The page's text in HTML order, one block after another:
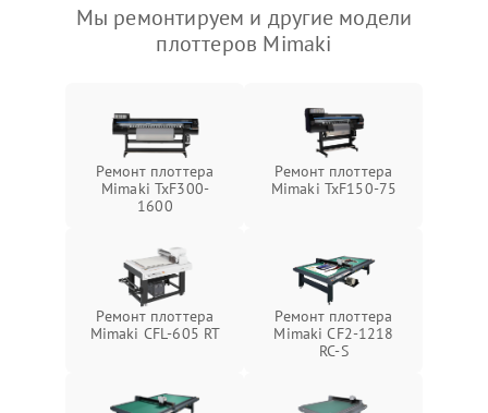
Мы ремонтируем и другие модели
плоттеров Mimaki
Ремонт плоттера
Mimaki TxF300-
1600
Ремонт плоттера
Mimaki TxF150-75
Ремонт плоттера
Mimaki CFL-605 RT
Ремонт плоттера
Mimaki CF2-1218
RC-S